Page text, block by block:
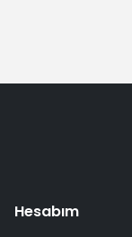
Hesabım